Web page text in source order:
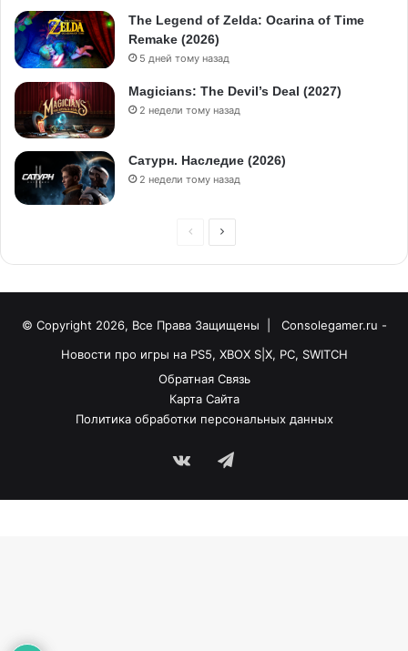
The Legend of Zelda: Ocarina of Time
Remake (2026)
5 дней тому назад
Magicians: The Devil’s Deal (2027)
2 недели тому назад
Сатурн. Наследие (2026)
2 недели тому назад
© Copyright 2026, Все Права Защищены |
Consolegamer.ru -
Новости про игры на PS5, XBOX S|X, PC, SWITCH
Обратная Связь
Карта Сайта
Политика обработки персональных данных